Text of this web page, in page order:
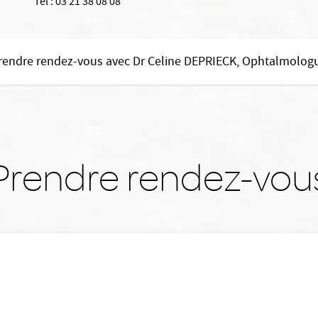
rendez-vous avec Dr Celine DEPRIECK,
rendez-